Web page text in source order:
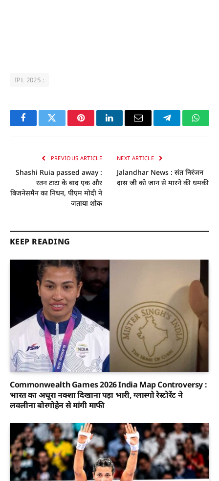
IPL 2025 :
FacebookTwitter PinterestLinkedInEmail Telegram
PREVIOUS ARTICLE
Shashi Ruia passed away :
रतन टाटा के बाद एक और
बिजनेसमैन का निधन, पीएम मोदी ने
जताया शोक
NEXT ARTICLE
Jalandhar News : संत निरंजन
दास जी को जान से मारने की धमकी
KEEP READING
Commonwealth Games 2026 India Map Controversy :
भारत का अधूरा नक्शा दिखाना पड़ा भारी, ग्लास्गो रेस्टोरेंट ने
लवलीना बोरगोहेन से मांगी माफी